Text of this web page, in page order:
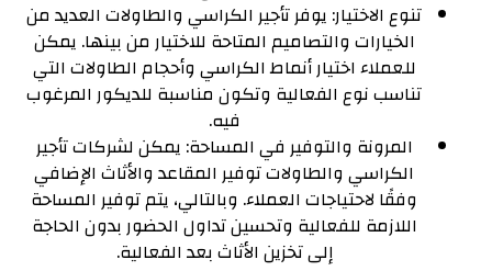
تنوع الاختيار: يوفر تأجير الكراسي والطاولات العديد من
الخيارات والتصاميم المتاحة للاختيار من بينها. يمكن
للعملاء اختيار أنماط الكراسي وأحجام الطاولات التي
تناسب نوع الفعالية وتكون مناسبة للديكور المرغوب
فيه.
المرونة والتوفير في المساحة: يمكن لشركات تأجير
الكراسي والطاولات توفير المقاعد والأثاث الإضافي
وفقًا لاحتياجات العملاء. وبالتالي، يتم توفير المساحة
اللازمة للفعالية وتحسين تداول الحضور بدون الحاجة
إلى تخزين الأثاث بعد الفعالية.